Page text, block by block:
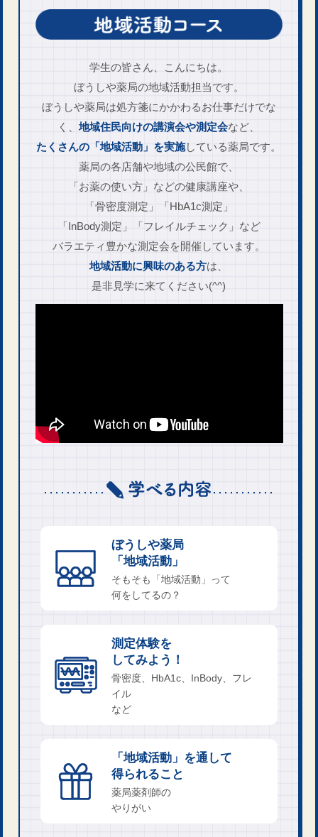
学生の皆さん、こんにちは。
ぼうしや薬局の地域活動担当です。
ぼうしや薬局は処方箋にかかわるお仕事だけでな
く、地域住民向けの講演会や測定会な​ど、
たくさんの「地域活動」を実施している薬局です。
薬局の各店舗や地域の公民館で、
「お薬の使い方」などの健康講座や、
「骨密度測定」「HbA1c測定」
「InBody測定」「フレイルチェック」 など
バラエティ豊かな測定会を開催しています。
地域活動に興味のある方は、
是非見学に来てください(^^)
ぼうしや薬局
「地域活動」
そもそも「地域活動」って
何をしてるの？
測定​体験を
してみよう！
骨密度、HbA1c、InBody、フレ
イル
など
「地​域活動」を通して
得られること
薬局薬​剤師の
やりがい